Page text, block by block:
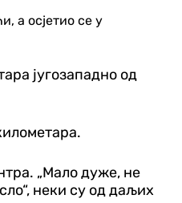
а осјетио се у
југозападно од
„Мало дуже, не
неки су од даљих